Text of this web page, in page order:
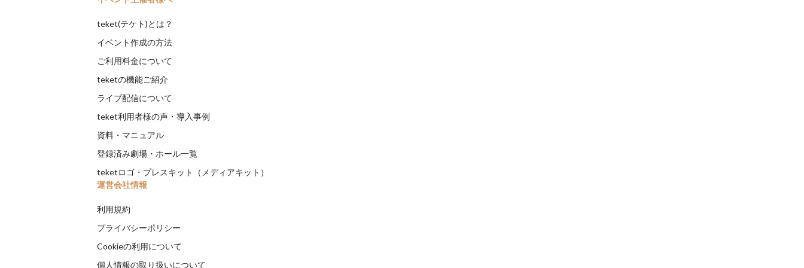
teket(テケト)とは？
イベント作成の方法
ご利用料金について
teketの機能ご紹介
ライブ配信について
teket利用者様の声・導入事例
資料・マニュアル
登録済み劇場・ホール一覧
teketロゴ・プレスキット（メディアキット）
運営会社情報
利用規約
プライバシーポリシー
Cookieの利用について
個人情報の取り扱いについて